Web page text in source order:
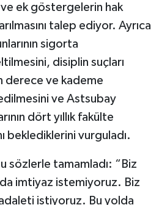
ek göstergelerin hak
talep ediyor. Ayrıca
sigorta
disiplin suçları
derece ve kademe
ve Astsubay
dört yıllık fakülte
beklediklerini vurguladı.
sözlerle tamamladı: “Biz
imtiyaz istemiyoruz. Biz
adaleti istiyoruz. Bu yolda